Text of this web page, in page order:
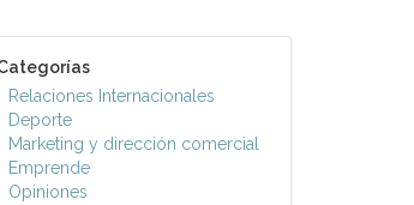
Relaciones Internacionales
Deporte
Marketing y dirección comercial
Emprende
Opiniones